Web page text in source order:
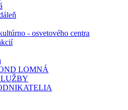
- osvetového centra
LOMNÁ